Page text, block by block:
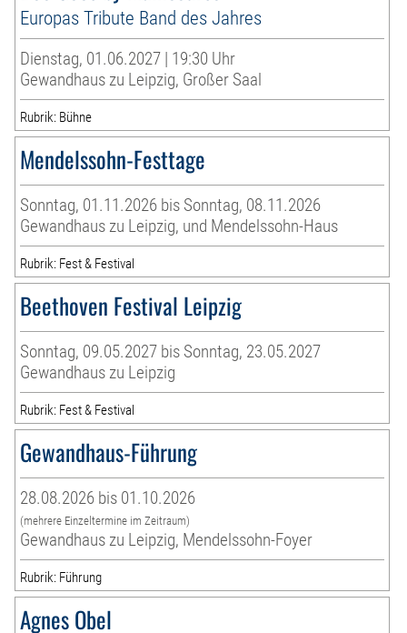
Europas Tribute Band des Jahres
Dienstag, 01.06.2027 | 19:30 Uhr
Gewandhaus zu Leipzig, Großer Saal
Rubrik: Bühne
Mendelssohn-Festtage
Sonntag, 01.11.2026 bis Sonntag, 08.11.2026
Gewandhaus zu Leipzig, und Mendelssohn-Haus
Rubrik: Fest & Festival
Beethoven Festival Leipzig
Sonntag, 09.05.2027 bis Sonntag, 23.05.2027
Gewandhaus zu Leipzig
Rubrik: Fest & Festival
Gewandhaus-Führung
28.08.2026 bis 01.10.2026
(mehrere Einzeltermine im Zeitraum)
Gewandhaus zu Leipzig, Mendelssohn-Foyer
Rubrik: Führung
Agnes Obel